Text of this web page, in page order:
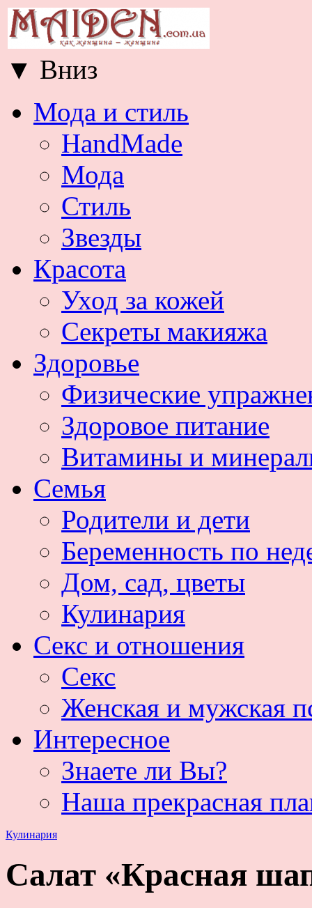
▼ Вниз
Мода и стиль
HandMade
Мода
Стиль
Звезды
Красота
Уход за кожей
Секреты макияжа
Здоровье
Физические
Здоровое питание
Витамины и
Семья
Родители и дети
Беременность по
Дом, сад, цветы
Кулинария
Секс и отношения
Секс
Женская и мужская
Интересное
Знаете ли Вы?
Наша прекрасная
Кулинария
Салат «Красная